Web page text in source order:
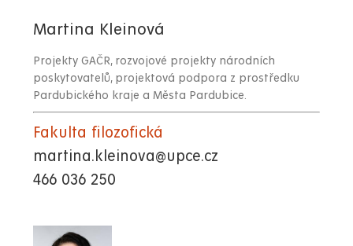
Martina Kleinová
Projekty GAČR, rozvojové projekty národních
poskytovatelů, projektová podpora z prostředku
Pardubického kraje a Města Pardubice.
Fakulta filozofická
martina.kleinova@upce.cz
466 036 250